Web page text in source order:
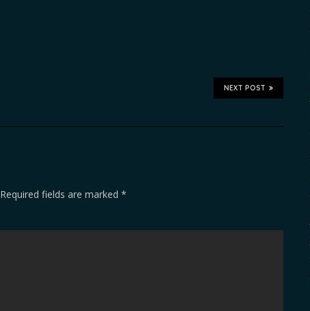
NEXT POST
Required fields are marked *